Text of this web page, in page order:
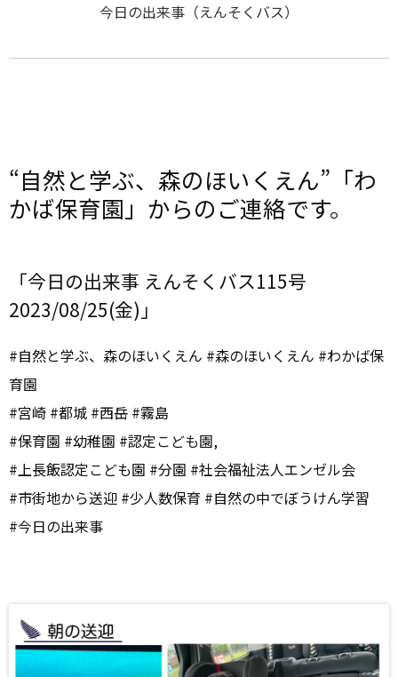
今日の出来事（えんそくバス）
“自然と学ぶ、森のほいくえん”「わ
かば保育園」からのご連絡です。
「今日の出来事 えんそくバス115号
2023/08/25(金)」
#自然と学ぶ、森のほいくえん #森のほいくえん #わかば保
育園
#宮崎 #都城 #西岳 #霧島
#保育園 #幼稚園 #認定こども園,
#上長飯認定こども園 #分園 #社会福祉法人エンゼル会
#市街地から送迎 #少人数保育 #自然の中でぼうけん学習
#今日の出来事